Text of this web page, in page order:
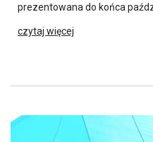
prezentowana do końca
czytaj więcej